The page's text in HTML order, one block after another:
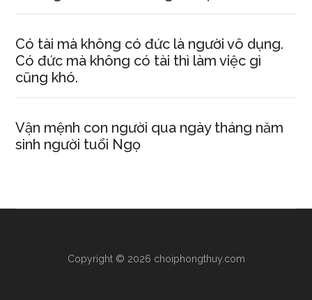
Có tài mà không có đức là người vô dụng.
Có đức mà không có tài thì làm việc gì
cũng khó.
Vận mệnh con người qua ngày tháng năm
sinh người tuổi Ngọ
Copyright © 2026 choiphongthuy.com